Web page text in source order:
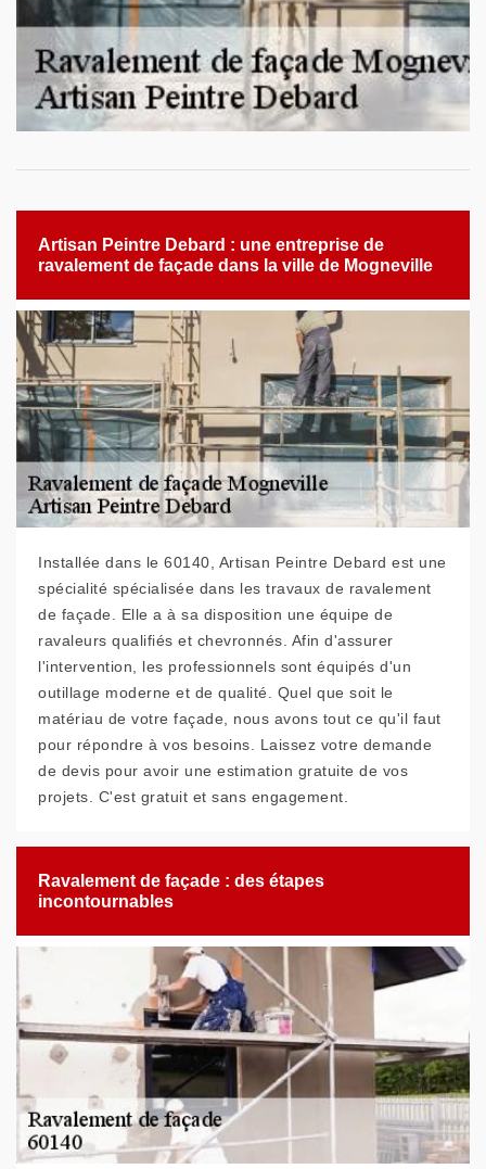
Artisan Peintre Debard : une entreprise de
ravalement de façade dans la ville de Mogneville
Installée dans le 60140, Artisan Peintre Debard est une
spécialité spécialisée dans les travaux de ravalement
de façade. Elle a à sa disposition une équipe de
ravaleurs qualifiés et chevronnés. Afin d'assurer
l'intervention, les professionnels sont équipés d'un
outillage moderne et de qualité. Quel que soit le
matériau de votre façade, nous avons tout ce qu'il faut
pour répondre à vos besoins. Laissez votre demande
de devis pour avoir une estimation gratuite de vos
projets. C'est gratuit et sans engagement.
Ravalement de façade : des étapes
incontournables